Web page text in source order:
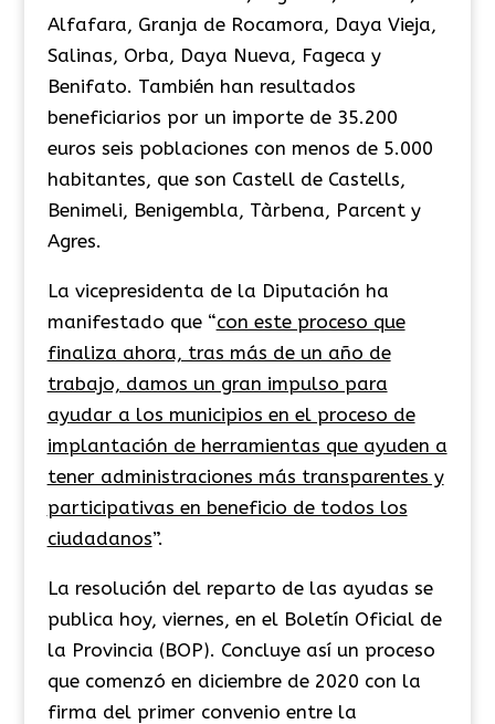
Alfafara, Granja de Rocamora, Daya Vieja,
Salinas, Orba, Daya Nueva, Fageca y
Benifato. También han resultados
beneficiarios por un importe de 35.200
euros seis poblaciones con menos de 5.000
habitantes, que son Castell de Castells,
Benimeli, Benigembla, Tàrbena, Parcent y
Agres.
La vicepresidenta de la Diputación ha
manifestado que “con este proceso que
finaliza ahora, tras más de un año de
trabajo, damos un gran impulso para
ayudar a los municipios en el proceso de
implantación de herramientas que ayuden a
tener administraciones más transparentes y
participativas en beneficio de todos los
ciudadanos”.
La resolución del reparto de las ayudas se
publica hoy, viernes, en el Boletín Oficial de
la Provincia (BOP). Concluye así un proceso
que comenzó en diciembre de 2020 con la
firma del primer convenio entre la